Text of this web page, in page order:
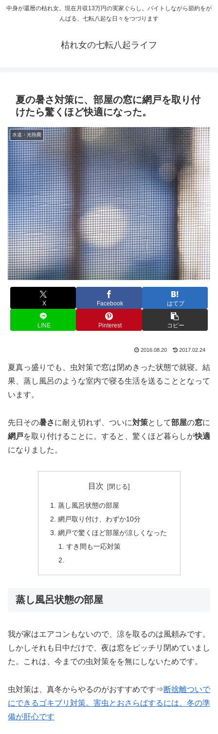
中身が還暦の枯れ女。現在月収13万円の実家ぐらし。バイトしながら節約をが
んばる、七転八起な日々をつづります
枯れ女の七転八起ライフ
夏の暑さ対策に、部屋の窓に網戸を取り付
けたら驚くほど快適になった。
水道・光熱費
X Facebook はてブ
LINE Pinterest コピー
2016.08.20 2017.02.24
夏真っ盛りでも、虫対策で窓は閉めきった状態で就寝。結
果、蒸し風呂のような室内で寝る生活を送ることとなって
います。
先日その暑さに耐え切れず、ついに対策として部屋の窓に
網戸を取り付けることに。すると、驚くほど暮らしが快適
になりました。
目次
蒸し風呂状態の部屋
網戸取り付け、わずか10分
網戸で驚くほど部屋が涼しくなった
すき間も一応対策
蒸し風呂状態の部屋
我が家はエアコンもないので、涼を取るのは風頼みです。
しかしそれも日中だけで、夜は窓をピッチリ閉めていまし
た。これは、今までの虫対策をを無にしないためです。
虫対策は、真冬からやるのがおすすめです⇒断捨離ついで
にできるゴキブリ対策。害虫とおさらばするには、冬の準
備が肝心です